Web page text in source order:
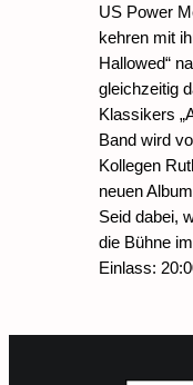
US Power
kehren mit
Hallowed“
gleichzeitig
Klassikers
Band wird
Kollegen
neuen
Seid dabei,
die Bühne
Einlass: